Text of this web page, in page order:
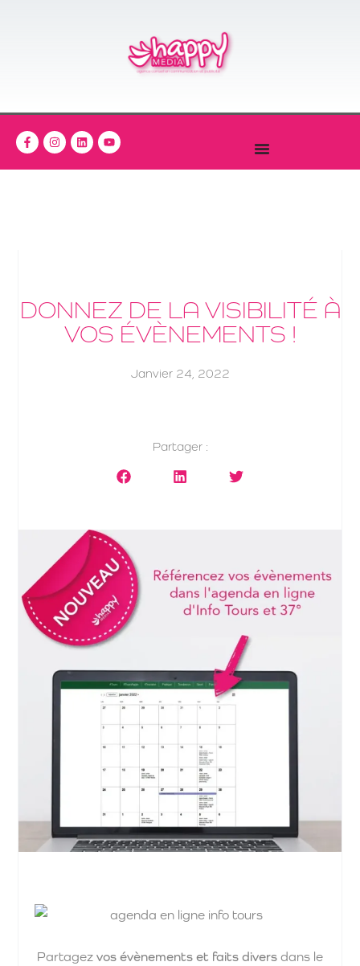
DONNEZ DE LA VISIBILITÉ À
VOS ÉVÈNEMENTS !
Janvier 24, 2022
Partager :
Partagez vos évènements et faits divers dans le